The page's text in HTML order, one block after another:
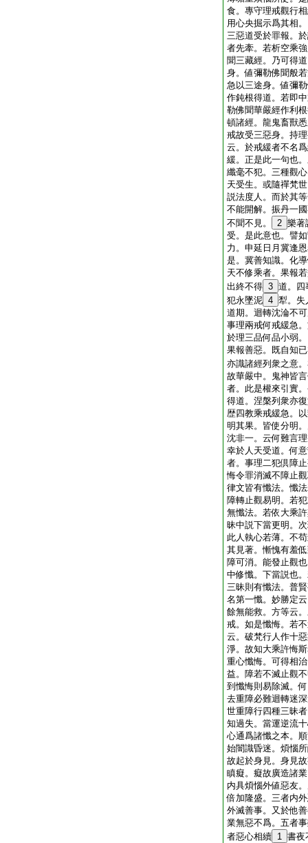
食。專守理戒觀行
用心央掘示爲其相
三惡道受於罪報。
者先牽。若析空乘
聞三藏經。乃可得
身。値彌勒佛聞般
急以三途身。値彌
作鈍根得道。若即
勒佛聞華嚴經作利
頓諸經。龍鬼畜獸
戒故受三惡身。持
云。於戒緩者不名
緩。正是此一句也
纖毫不犯。三種觀
天受生。或隨禪梵
説法度人。而於其
不能開解。振丹一
不聞不見。
2 樂著
受。是此意也。譬
力。申延日月冀逢
是。冀善知識。化
天不修乘者。果報
出終不得 3 道。四
犯永墜泥 4 犁。失
道期。迴轉沈淪不
事理兩戒何戒緩急
於理三品何品小弱
果報善惡。既自知
亦識諸經列衆之意
故華嚴中。鬼神皆
者。此是權來引實
得道。涅槃列衆亦
歴四教乘戒緩急。
明其果。皆使分明
沈非一。云何難言
幸於人天受道。何
者。事理二犯倶障
悔令罪消滅不障止
律文皆有懺法。懺
障轉止觀易明。若
無懺法。若依大乘
昧中説下當更明。
此人執心若薄。不
其見著。慚愧有羞
障可消。能發止觀
中修懺。下當説也
三昧則有懺法。普
名第一懺。妙勝定
餘無能救。方等云
戒。如是懺悔。若
云。破梵行人作十
淨。故知大乘許悔
重心懺悔。可得相
益。障若不滅止觀
到懺悔則易除滅。
去重障必難迴轉迷
世重障行四種三昧
知過失。當運逆流
心通爲諸懺之本。
始闇識昏迷。煩惱
故起於身見。身見
瞋癡。癡故廣造諸
内具煩惱外値惡友
倍加隆盛。三者内
外滅善事。又於他
業無惡不爲。五者
者惡心相續 1 書夜